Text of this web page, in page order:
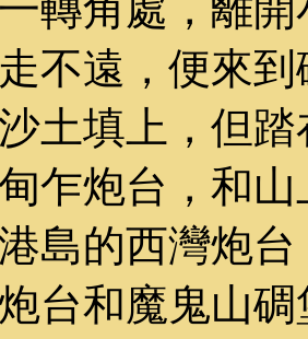
不遠，便來
土填上，但
乍炮台，和
島的西灣炮
台和魔鬼山